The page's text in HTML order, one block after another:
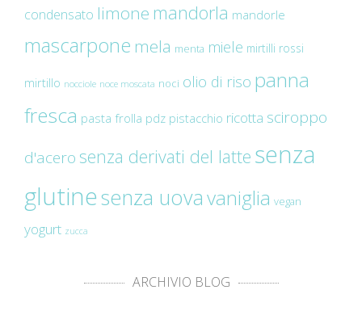
condensato limone mandorla mandorle
mascarpone mela menta miele mirtilli rossi
mirtillo nocciole noce moscata noci olio di riso panna
fresca pasta frolla pdz pistacchio ricotta sciroppo
d'acero senza derivati del latte senza
glutinesenza uovavaniglia vegan
yogurt zucca
ARCHIVIO BLOG